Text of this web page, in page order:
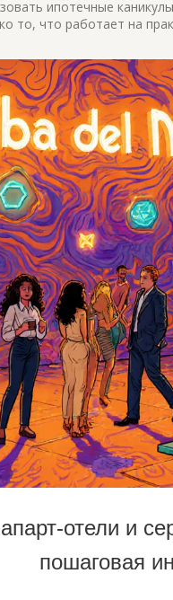
ипотечные
то, что работает на
отели и
пошаговая